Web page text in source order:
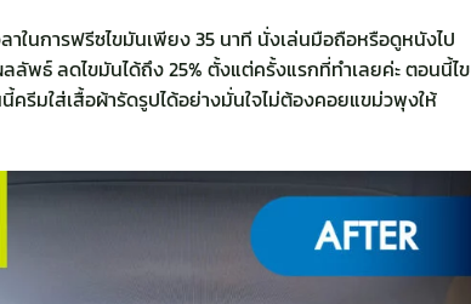
ในการฟรีซไขมันเพียง 35 นาที นั่งเล่นมือถือหรือดูหนังไป
ลัพธ์ ลดไขมันได้ถึง 25% ตั้งแต่ครั้งแรกที่ทำเลยค่ะ ตอนนี้ไข
มใส่เสื้อผ้ารัดรูปได้อย่างมั่นใจไม่ต้องคอยแขม่วพุงให้